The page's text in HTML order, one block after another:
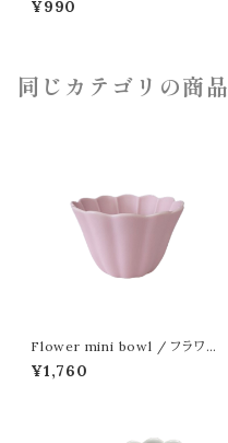
¥990
同じカテゴリの商品
Flower mini bowl / フラワー
小鉢
¥1,760